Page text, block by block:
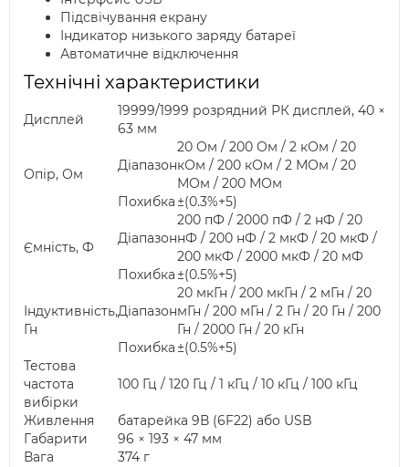
Підсвічування екрану
Індикатор низького заряду батареї
Автоматичне відключення
Технічні характеристики
Дисплей
19999/1999 розрядний РК дисплей, 40 ×
63 мм
Опір, Ом
Діапазон
20 Ом / 200 Ом / 2 кОм / 20
кОм / 200 кОм / 2 МОм / 20
МОм / 200 МОм
Похибка ±(0.3%+5)
Ємність, Ф
Діапазон
200 пФ / 2000 пФ / 2 нФ / 20
нФ / 200 нФ / 2 мкФ / 20 мкФ /
200 мкФ / 2000 мкФ / 20 мФ
Похибка ±(0.5%+5)
Індуктивність,
Гн
Діапазон
20 мкГн / 200 мкГн / 2 мГн / 20
мГн / 200 мГн / 2 Гн / 20 Гн / 200
Гн / 2000 Гн / 20 кГн
Похибка ±(0.5%+5)
Тестова
частота
вибірки
100 Гц / 120 Гц / 1 кГц / 10 кГц / 100 кГц
Живлення
батарейка 9В (6F22) або USB
Габарити
96 × 193 × 47 мм
Вага
374 г